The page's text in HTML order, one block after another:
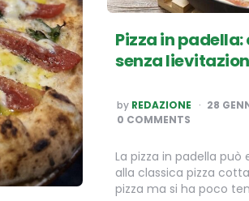
Pizza in
senza
POSTED
BY
by REDAZIONE 28
0 COMMENTS
La pizza in padella
alla classica pizza
pizza ma si ha poco